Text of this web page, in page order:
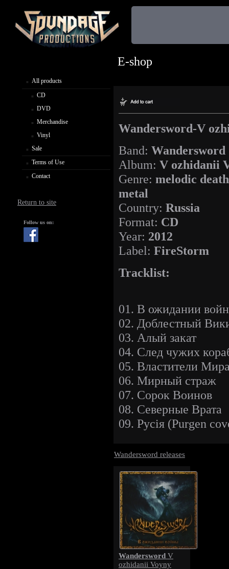
All products
CD
DVD
Merchandise
Vinyl
Sale
Terms of Use
Contact
Return to site
Follow us on:
E-shop
Wandersword-V
Band: Wandersword
Album: V ozhidanii
Genre: melodic
metal
Country: Russia
Format: CD
Year: 2012
Label: FireStorm
Tracklist:
01. В ожидании
02. Доблестный
03. Алый закат
04. След чужих
05. Властители
06. Мирный страж
07. Сорок Воинов
08. Северные Врата
09. Русiя (Purgen
Wandersword releases
Wandersword V
ozhidanii Voyny